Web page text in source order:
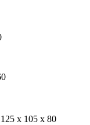
125 x 105 x 80